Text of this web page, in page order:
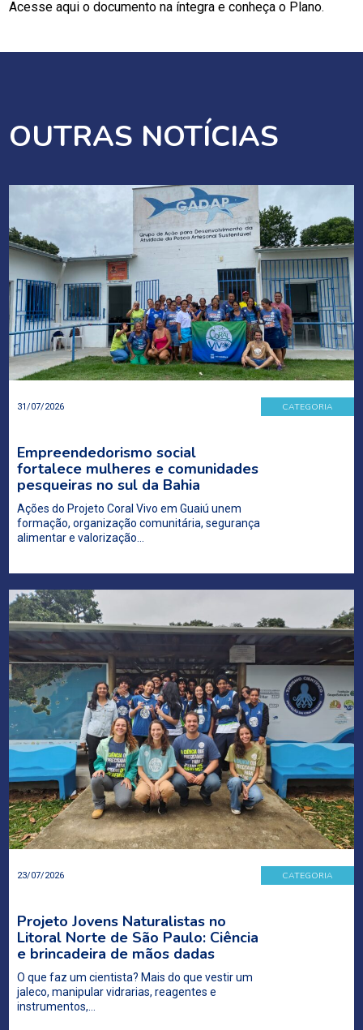
Acesse aqui o documento na íntegra e conheça o Plano.
OUTRAS NOTÍCIAS
31/07/2026 CATEGORIA
Empreendedorismo social
fortalece mulheres e comunidades
pesqueiras no sul da Bahia
Ações do Projeto Coral Vivo em Guaiú unem
formação, organização comunitária, segurança
alimentar e valorização…
23/07/2026 CATEGORIA
Projeto Jovens Naturalistas no
Litoral Norte de São Paulo: Ciência
e brincadeira de mãos dadas
O que faz um cientista? Mais do que vestir um
jaleco, manipular vidrarias, reagentes e
instrumentos,…